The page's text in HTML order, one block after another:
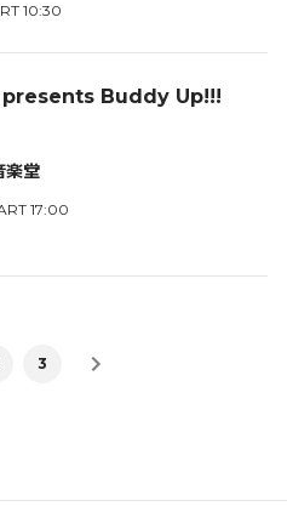
10:30
presents Buddy Up!!!
楽堂
17:00
3